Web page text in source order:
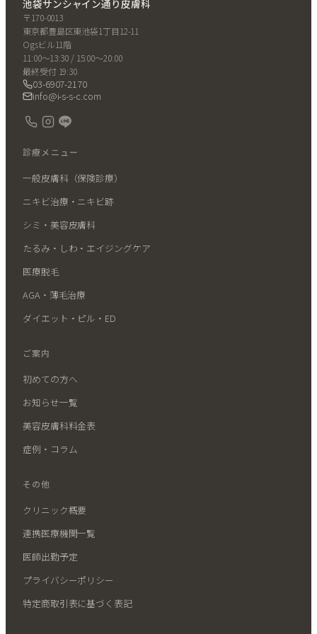
池袋サンシャイン通り皮膚科
〒170-0013
東京都豊島区東池袋1丁目12-11
Ogsビル11階
11:00〜13:30 / 15:00〜20:00
最終受付 19:30
03-6907-2170
info@i-s-s-c.com
診療メニュー
一般皮膚科（保険診療）
ニキビ治療・ニキビ跡
シミ・美容皮膚科
たるみ・しわ・エイジングケア
医療脱毛
AGA・薄毛治療
ダイエット・ピル・ED
ご案内
初めての方へ
お知らせ一覧
美容皮膚科料金表
症例・コラム
その他
クリニック概要
連携医療機関一覧
医師出勤予定
プライバシーポリシー
特定商取引表に基づく表記